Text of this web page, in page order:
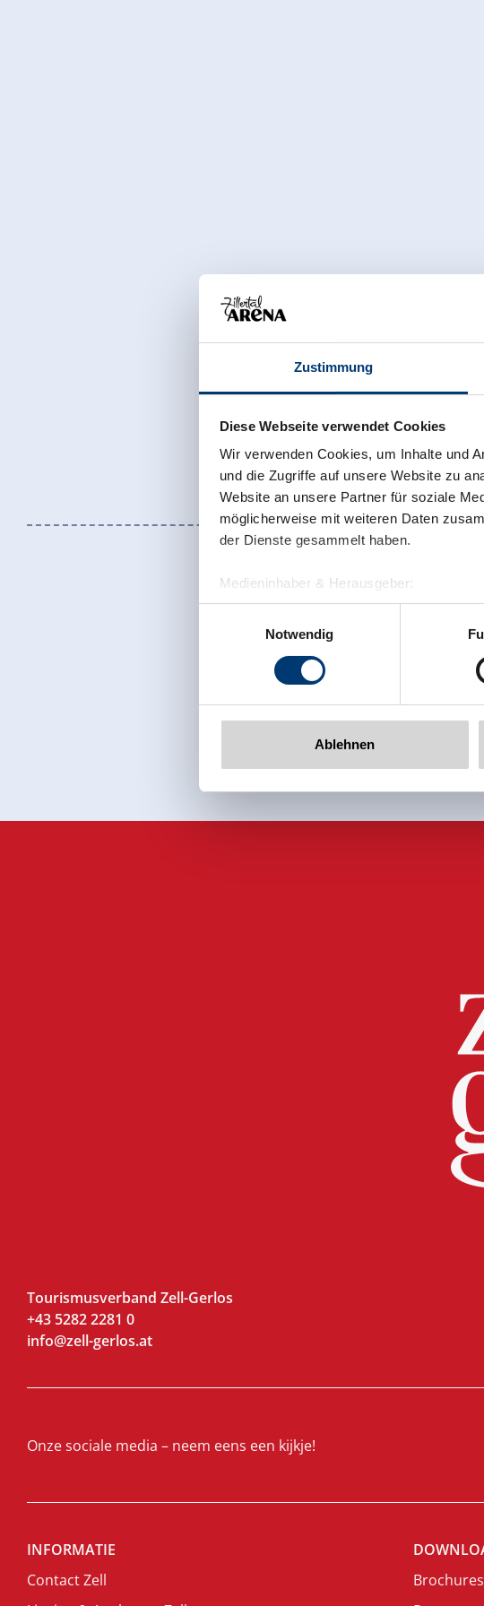
Zustimmung
Diese Webseite verwendet Cookies
Wir verwenden Cookies, um Inhalte und
und die Zugriffe auf unsere Website zu
Website an unsere Partner für soziale
möglicherweise mit weiteren Daten
der Dienste gesammelt haben.
Medieninhaber & Herausgeber:
Zeller Bergbahnen Zillertal GmbH & Co
Rohr 23// A-6280 Zell am Ziller
www.zillertalarena.com
Notwendig
Ablehnen
Meld u nu aan voor
Tourismusverband Zell-Gerlos
+43 5282 2281 0
info@zell-gerlos.at
Onze sociale media – neem eens een kijkje!
INFORMATIE
Contact Zell
Brochures